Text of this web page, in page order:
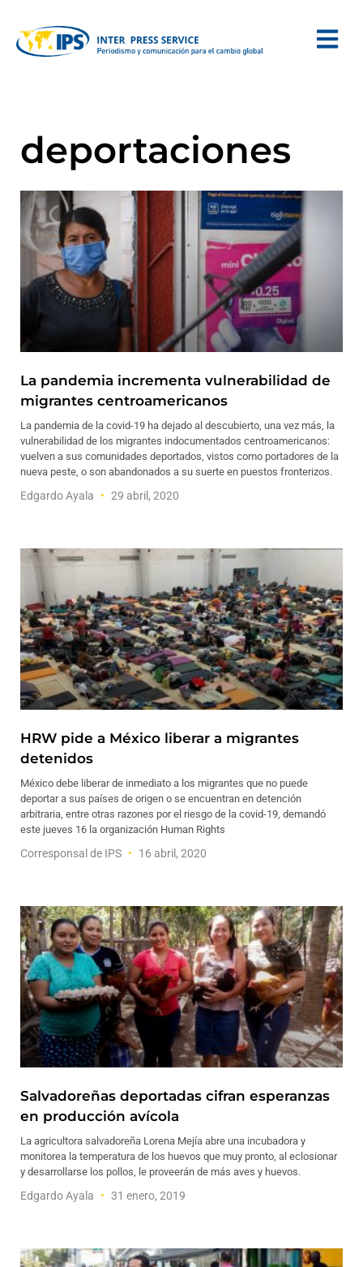
deportaciones
La pandemia incrementa vulnerabilidad de
migrantes centroamericanos
La pandemia de la covid-19 ha dejado al descubierto, una vez más, la
vulnerabilidad de los migrantes indocumentados centroamericanos:
vuelven a sus comunidades deportados, vistos como portadores de la
nueva peste, o son abandonados a su suerte en puestos fronterizos.
Edgardo Ayala 29 abril, 2020
HRW pide a México liberar a migrantes
detenidos
México debe liberar de inmediato a los migrantes que no puede
deportar a sus países de origen o se encuentran en detención
arbitraria, entre otras razones por el riesgo de la covid-19, demandó
este jueves 16 la organización Human Rights
Corresponsal de IPS 16 abril, 2020
Salvadoreñas deportadas cifran esperanzas
en producción avícola
La agricultora salvadoreña Lorena Mejía abre una incubadora y
monitorea la temperatura de los huevos que muy pronto, al eclosionar
y desarrollarse los pollos, le proveerán de más aves y huevos.
Edgardo Ayala 31 enero, 2019